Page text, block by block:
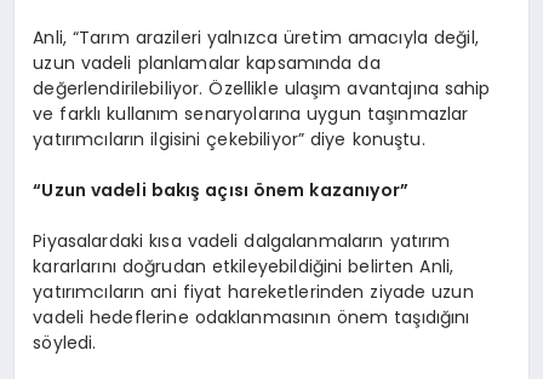
Anli, “Tarım arazileri yalnızca üretim amacıyla değil,
uzun vadeli planlamalar kapsamında da
değerlendirilebiliyor. Özellikle ulaşım avantajına sahip
ve farklı kullanım senaryolarına uygun taşınmazlar
yatırımcıların ilgisini çekebiliyor” diye konuştu.
“Uzun vadeli bakış açısı önem kazanıyor”
Piyasalardaki kısa vadeli dalgalanmaların yatırım
kararlarını doğrudan etkileyebildiğini belirten Anli,
yatırımcıların ani fiyat hareketlerinden ziyade uzun
vadeli hedeflerine odaklanmasının önem taşıdığını
söyledi.